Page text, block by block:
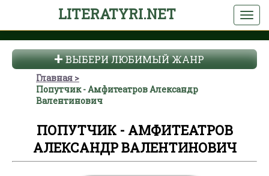
LITERATYRI.NET
ВЫБЕРИ ЛЮБИМЫЙ ЖАНР
Главная
Попутчик - Амфитеатров Александр
Валентинович
ПОПУТЧИК - АМФИТЕАТРОВ
АЛЕКСАНДР ВАЛЕНТИНОВИЧ